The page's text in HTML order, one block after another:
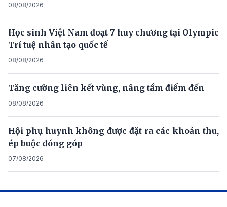
08/08/2026
Học sinh Việt Nam đoạt 7 huy chương tại Olympic
Trí tuệ nhân tạo quốc tế
08/08/2026
Tăng cường liên kết vùng, nâng tầm điểm đến
08/08/2026
Hội phụ huynh không được đặt ra các khoản thu,
ép buộc đóng góp
07/08/2026